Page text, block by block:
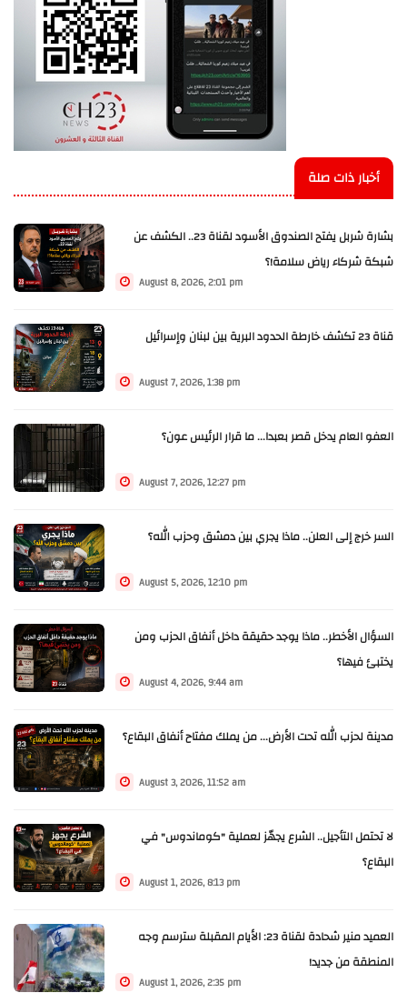
أخبار ذات صلة
بشارة شربل يفتح الصندوق الأسود لقناة 23.. الكشف عن
شبكة شركاء رياض سلامة!؟
August 8, 2026, 2:01 pm
قناة 23 تكشف خارطة الحدود البرية بين لبنان وإسرائيل
August 7, 2026, 1:38 pm
العفو العام يدخل قصر بعبدا... ما قرار الرئيس عون؟
August 7, 2026, 12:27 pm
السر خرج إلى العلن.. ماذا يجري بين دمشق وحزب الله؟
August 5, 2026, 12:10 pm
السؤال الأخطر.. ماذا يوجد حقيقة داخل أنفاق الحزب ومن
يختبئ فيها؟
August 4, 2026, 9:44 am
مدينة لحزب الله تحت الأرض... من يملك مفتاح أنفاق البقاع؟
August 3, 2026, 11:52 am
لا تحتمل التأجيل.. الشرع يجهّز لعملية "كوماندوس" في
البقاع؟
August 1, 2026, 8:13 pm
العميد منير شحادة لقناة 23: الأيام المقبلة سترسم وجه
المنطقة من جديد!
August 1, 2026, 2:35 pm